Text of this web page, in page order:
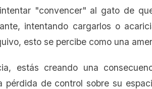
"convencer" al gato de
intentando cargarlos o
esto se percibe como una
estás creando una
pérdida de control sobre su